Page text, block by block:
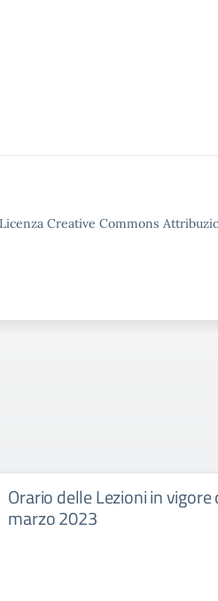
Creative Commons
Orario delle Lezioni in
marzo 2023